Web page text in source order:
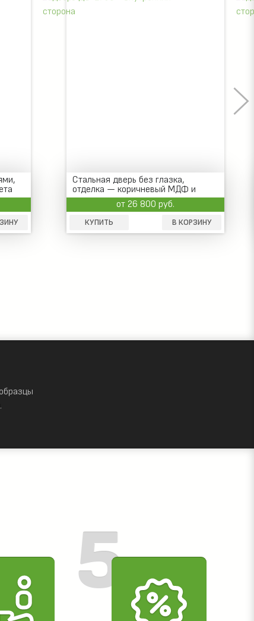
Стальная дверь без глазка,
отделка — коричневый МДФ и
шпон
от 26 800 руб.
КУПИТЬ В КОРЗИНУ